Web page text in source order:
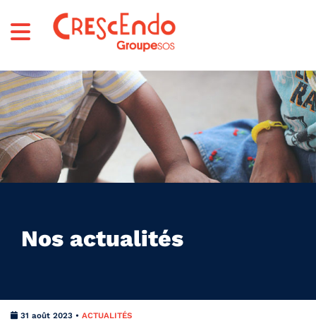
Nos actualités
31 août 2023 • ACTUALITÉS